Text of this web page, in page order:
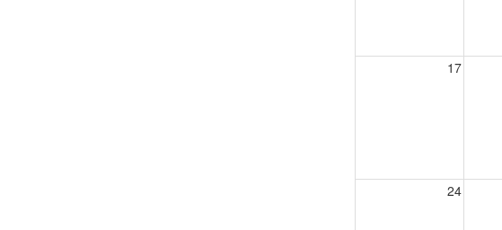
17
24